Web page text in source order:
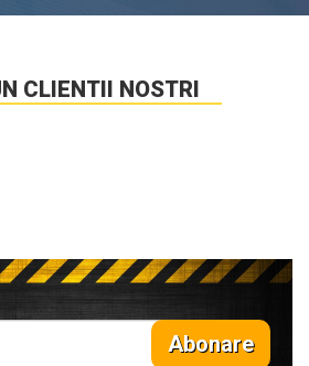
CLIENTII NOSTRI
Abonare